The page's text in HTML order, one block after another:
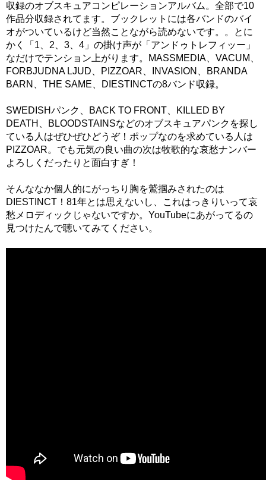
収録のオブスキュアコンピレーションアルバム。全部で10
作品分収録されてます。ブックレットには各バンドのバイ
オがついているけど当然ことながら読めないです。。とに
かく「1、2、3、4」の掛け声が「アンドゥトレフィッー」
なだけでテンション上がります。MASSMEDIA、VACUM、
FORBJUDNA LJUD、PIZZOAR、INVASION、BRANDA
BARN、THE SAME、DIESTINCTの8バンド収録。
SWEDISHパンク、BACK TO FRONT、KILLED BY
DEATH、BLOODSTAINSなどのオブスキュアパンクを探し
ている人はぜひぜひどうぞ！ポップなのを求めている人は
PIZZOAR。でも元気の良い曲の次は牧歌的な哀愁ナンバー
よろしくだったりと面白すぎ！
そんななか個人的にがっちり胸を鷲掴みされたのは
DIESTINCT！81年とは思えないし、これはっきりいって哀
愁メロディックじゃないですか。YouTubeにあがってるの
見つけたんで聴いてみてください。